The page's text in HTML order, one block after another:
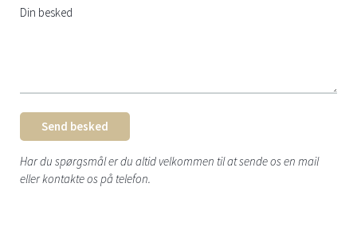
Send besked
Har du spørgsmål er du altid velkommen til at sende os en mail
eller kontakte os på telefon.